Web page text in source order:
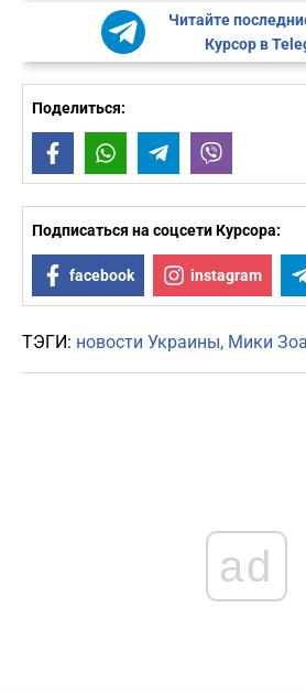
Читайте
Курсор в
Поделиться:
FacebookWhatsAppTelegram
Подписаться на соцсети Курсора:
facebook instagram
ТЭГИ: новости Украины Мики
ad